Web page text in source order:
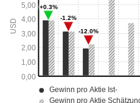
1.7x